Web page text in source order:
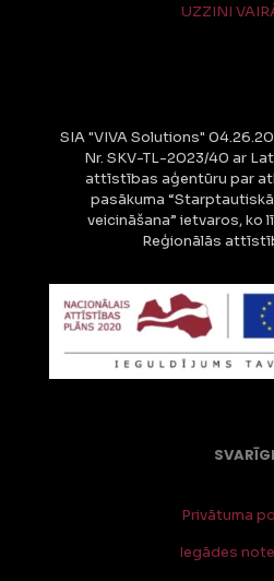
UZZINI
SIA "VIVA Solutions"
Nr. SKV-TL-2023/40 ar
attīstības aģentūru par
pasākuma
veicināšana” ietvaros, ko
Reģionālās
SVARĪGI
Privātuma
Iegādes